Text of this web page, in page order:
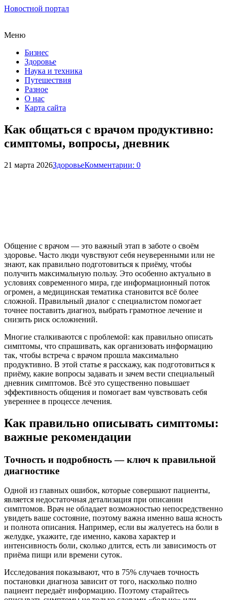
Новостной портал
Меню
Бизнес
Здоровье
Наука и техника
Путешествия
Разное
О нас
Карта сайта
Как общаться с врачом продуктивно:
симптомы, вопросы, дневник
21 марта 2026ЗдоровьеКомментарии: 0
Общение с врачом — это важный этап в заботе о своём
здоровье. Часто люди чувствуют себя неуверенными или не
знают, как правильно подготовиться к приёму, чтобы
получить максимальную пользу. Это особенно актуально в
условиях современного мира, где информационный поток
огромен, а медицинская тематика становится всё более
сложной. Правильный диалог с специалистом помогает
точнее поставить диагноз, выбрать грамотное лечение и
снизить риск осложнений.
Многие сталкиваются с проблемой: как правильно описать
симптомы, что спрашивать, как организовать информацию
так, чтобы встреча с врачом прошла максимально
продуктивно. В этой статье я расскажу, как подготовиться к
приёму, какие вопросы задавать и зачем вести специальный
дневник симптомов. Всё это существенно повышает
эффективность общения и помогает вам чувствовать себя
увереннее в процессе лечения.
Как правильно описывать симптомы:
важные рекомендации
Точность и подробность — ключ к правильной
диагностике
Одной из главных ошибок, которые совершают пациенты,
является недостаточная детализация при описании
симптомов. Врач не обладает возможностью непосредственно
увидеть ваше состояние, поэтому важна именно ваша ясность
и полнота описания. Например, если вы жалуетесь на боли в
желудке, укажите, где именно, какова характер и
интенсивность боли, сколько длится, есть ли зависимость от
приёма пищи или времени суток.
Исследования показывают, что в 75% случаев точность
постановки диагноза зависит от того, насколько полно
пациент передаёт информацию. Поэтому старайтесь